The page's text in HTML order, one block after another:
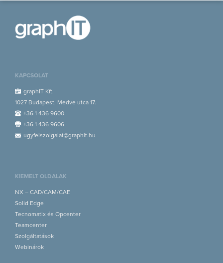
KAPCSOLAT
graphIT Kft.
1027 Budapest, Medve utca 17.
+36 1 436 9600
+36 1 436 9606
ugyfelszolgalat@graphit.hu
KIEMELT OLDALAK
NX – CAD/CAM/CAE
Solid Edge
Tecnomatix és Opcenter
Teamcenter
Szolgáltatások
Webinárok